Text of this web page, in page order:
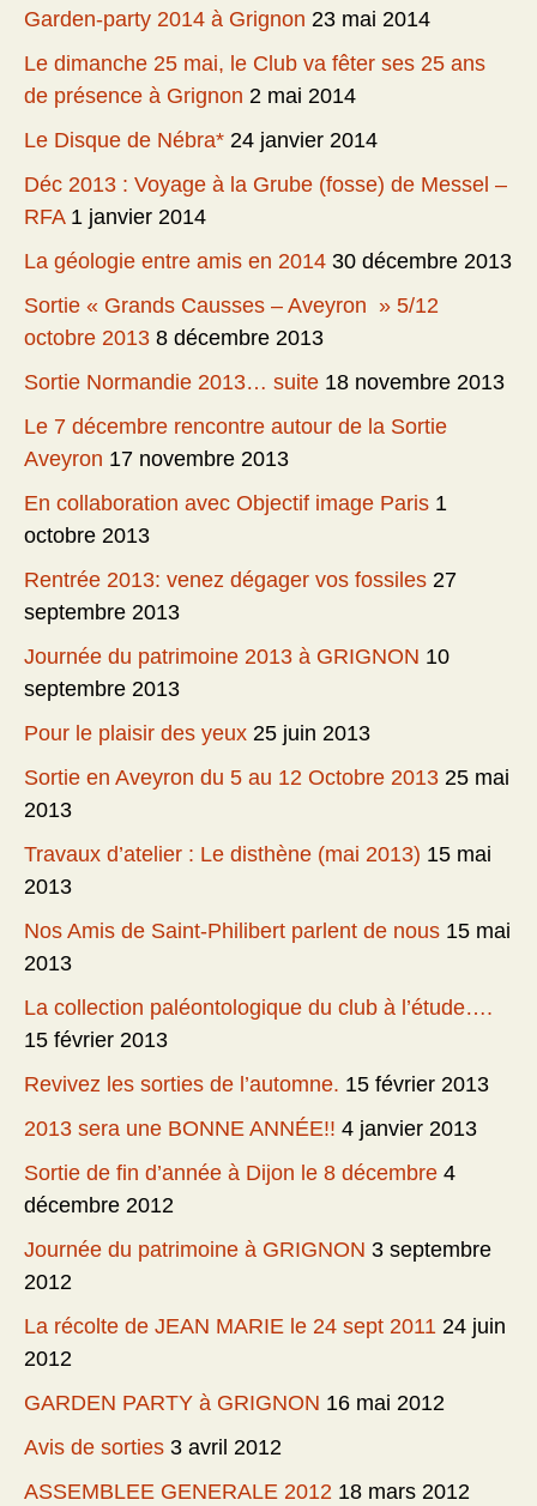
Garden-party 2014 à Grignon 23 mai 2014
Le dimanche 25 mai, le Club va fêter ses 25 ans
de présence à Grignon 2 mai 2014
Le Disque de Nébra* 24 janvier 2014
Déc 2013 : Voyage à la Grube (fosse) de Messel –
RFA 1 janvier 2014
La géologie entre amis en 2014 30 décembre 2013
Sortie « Grands Causses – Aveyron » 5/12
octobre 2013 8 décembre 2013
Sortie Normandie 2013… suite 18 novembre 2013
Le 7 décembre rencontre autour de la Sortie
Aveyron 17 novembre 2013
En collaboration avec Objectif image Paris 1
octobre 2013
Rentrée 2013: venez dégager vos fossiles 27
septembre 2013
Journée du patrimoine 2013 à GRIGNON 10
septembre 2013
Pour le plaisir des yeux 25 juin 2013
Sortie en Aveyron du 5 au 12 Octobre 2013 25 mai
2013
Travaux d’atelier : Le disthène (mai 2013) 15 mai
2013
Nos Amis de Saint-Philibert parlent de nous 15 mai
2013
La collection paléontologique du club à l’étude….
15 février 2013
Revivez les sorties de l’automne. 15 février 2013
2013 sera une BONNE ANNÉE!! 4 janvier 2013
Sortie de fin d’année à Dijon le 8 décembre 4
décembre 2012
Journée du patrimoine à GRIGNON 3 septembre
2012
La récolte de JEAN MARIE le 24 sept 2011 24 juin
2012
GARDEN PARTY à GRIGNON 16 mai 2012
Avis de sorties 3 avril 2012
ASSEMBLEE GENERALE 2012 18 mars 2012